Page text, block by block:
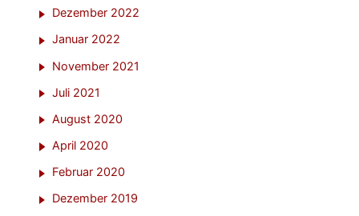
Dezember 2022
Januar 2022
November 2021
Juli 2021
August 2020
April 2020
Februar 2020
Dezember 2019